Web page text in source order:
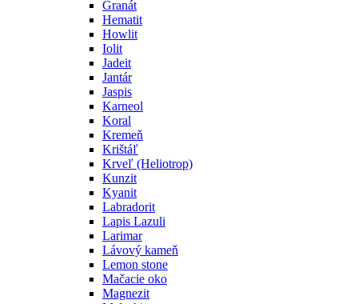
Granát
Hematit
Howlit
Iolit
Jadeit
Jantár
Jaspis
Karneol
Koral
Kremeň
Krištáľ
Krveľ (Heliotrop)
Kunzit
Kyanit
Labradorit
Lapis Lazuli
Larimar
Lávový kameň
Lemon stone
Mačacie oko
Magnezit